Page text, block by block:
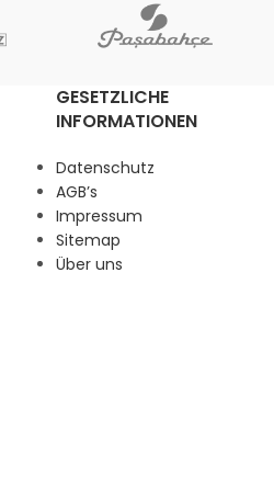
GESETZLICHE
INFORMATIONEN
Datenschutz
AGB’s
Impressum
Sitemap
Über uns